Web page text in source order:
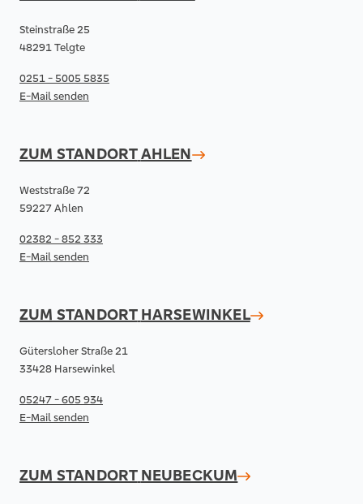
Steinstraße 25
48291 Telgte
0251 - 5005 5835
E-Mail senden
ZUM STANDORTAHLEN
Weststraße 72
59227 Ahlen
02382 - 852 333
E-Mail senden
ZUM STANDORT HARSEWINKEL
Gütersloher Straße 21
33428 Harsewinkel
05247 - 605 934
E-Mail senden
ZUM STANDORT NEUBECKUM